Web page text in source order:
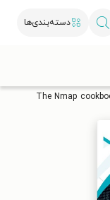
دسته‌بندی‌ها